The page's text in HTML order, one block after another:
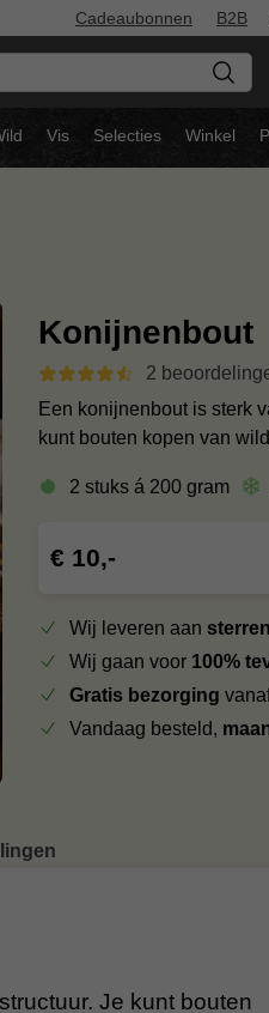
Cadeaubonnen B2B
Vis Selecties Winkel
Konijnenbout
2
Een konijnenbout is sterk
kunt bouten kopen van
2 stuks á 200 gram
€ 10,-
Wij leveren aan
Wij gaan voor 100%
Gratis bezorging
Vandaag besteld,
Je kunt bouten